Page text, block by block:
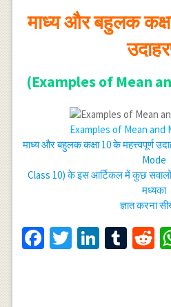
माध्य और बहुलक
(Examples of Mean
Examples of Mean and
माध्य और बहुलक कक्षा 10 के महत्त्वपूर्ण
Mode
Class 10) के इस आर्टिकल में कुछ
मध्यका
ज्ञात करना
Facebook
Twitter